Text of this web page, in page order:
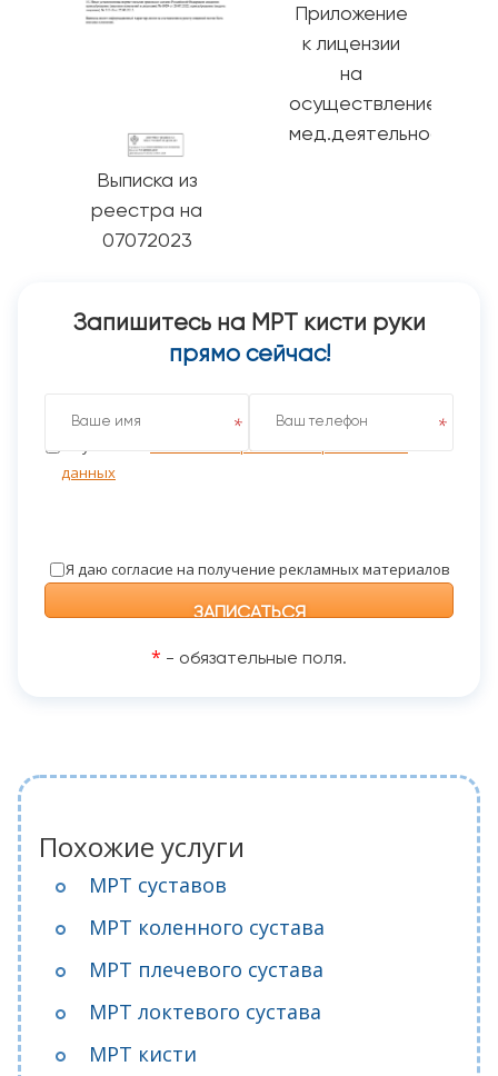
Выписка из
реестра на
07072023
Приложение
к лицензии
на
осуществление
мед.деятельности
Запишитесь на МРТ кисти руки
прямо сейчас!
Я даю согласие на обработку персональных данных
Политики обработки персональных
данных
Я даю согласие на получение рекламных материалов
* - обязательные поля.
Похожие услуги
МРТ суставов
МРТ коленного сустава
МРТ плечевого сустава
МРТ локтевого сустава
МРТ кисти